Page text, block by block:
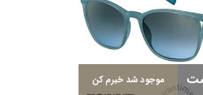
موجود شد خبرم کن